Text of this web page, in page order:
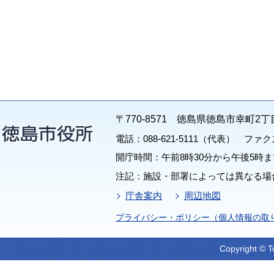
〒770-8571 徳島県徳島市幸町2丁
電話：088-621-5111（代表） ファク
開庁時間：午前8時30分から午後5時
注記：施設・部署によっては異なる
庁舎案内
周辺地図
プライバシー・ポリシー（個人情報の取
Copyright ©